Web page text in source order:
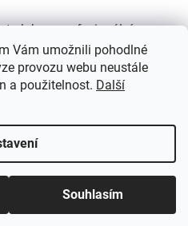
Vám umožnili pohodlné
provozu webu neustále
a použitelnost. Další
Souhlasím
Jak na profesionální
| etikety-stitky.cz